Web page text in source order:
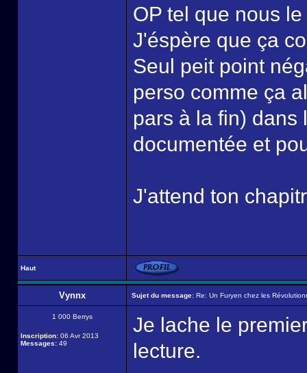
OP tel que nous
J'éspère que ça
Seul peit point
perso comme ça
pars à la fin) dans
documentée et
J'attend ton
Haut
Vynnx Sujet du message: Re: Un Furyen chez les
1 000 Berrys
Inscription: 06 Avr 2013
Messages: 49
Je lache le
lecture.